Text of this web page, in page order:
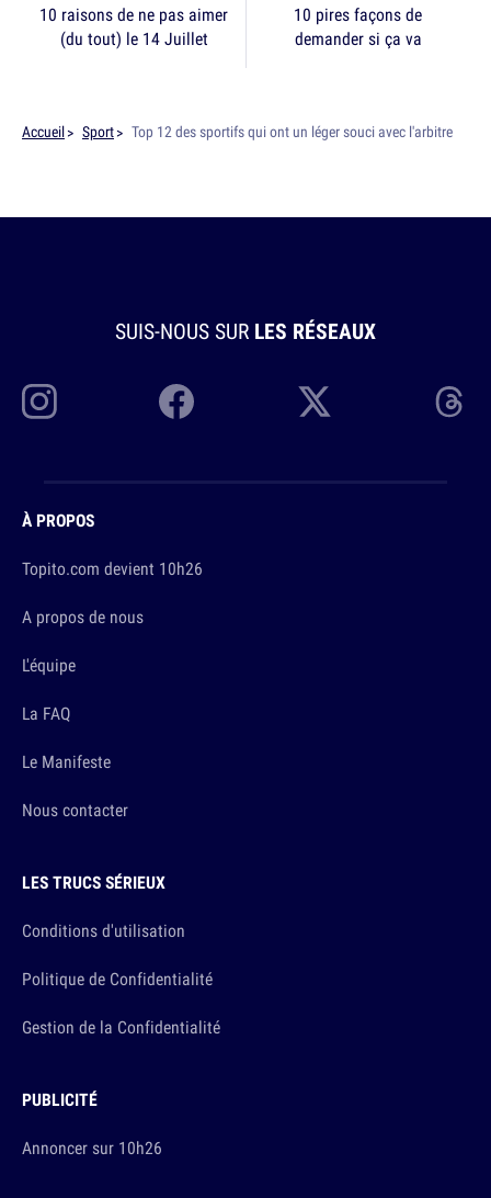
10 raisons de ne pas aimer
(du tout) le 14 Juillet
10 pires façons de
demander si ça va
Accueil Sport Top 12 des sportifs qui ont un léger souci avec l'arbitre
SUIS-NOUS SUR LES RÉSEAUX
À PROPOS
Topito.com devient 10h26
A propos de nous
L'équipe
La FAQ
Le Manifeste
Nous contacter
LES TRUCS SÉRIEUX
Conditions d'utilisation
Politique de Confidentialité
Gestion de la Confidentialité
PUBLICITÉ
Annoncer sur 10h26